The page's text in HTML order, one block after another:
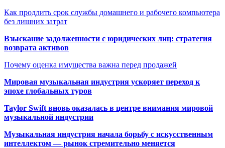
Как продлить срок службы домашнего и рабочего компьютера
без лишних затрат
Взыскание задолженности с юридических лиц: стратегия
возврата активов
Почему оценка имущества важна перед продажей
Мировая музыкальная индустрия ускоряет переход к
эпохе глобальных туров
Taylor Swift вновь оказалась в центре внимания мировой
музыкальной индустрии
Музыкальная индустрия начала борьбу с искусственным
интеллектом — рынок стремительно меняется